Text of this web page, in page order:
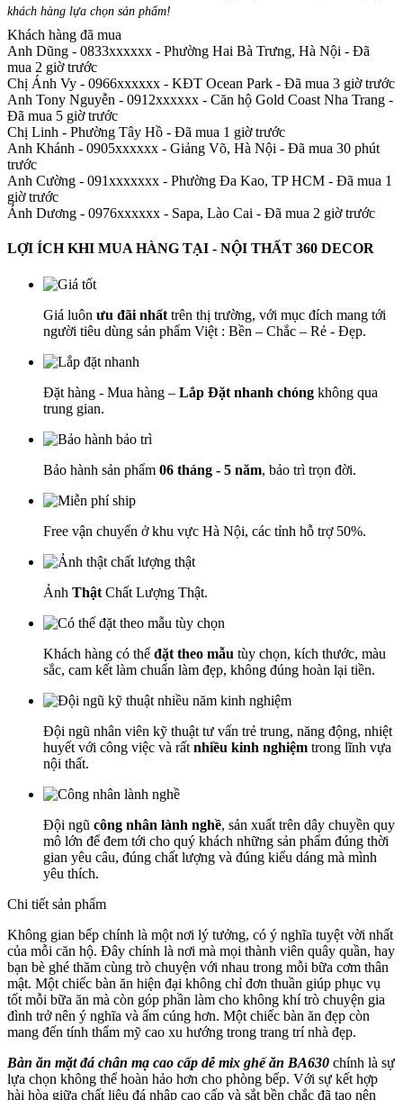
khách hàng lựa chọn sản phẩm!
Khách hàng đã mua
Anh Dũng - 0833xxxxxx - Phường Hai Bà Trưng, Hà Nội - Đã
mua 2 giờ trước
Chị Ánh Vy - 0966xxxxxx - KĐT Ocean Park - Đã mua 3 giờ trước
Anh Tony Nguyễn - 0912xxxxxx - Căn hộ Gold Coast Nha Trang -
Đã mua 5 giờ trước
Chị Linh - Phường Tây Hồ - Đã mua 1 giờ trước
Anh Khánh - 0905xxxxxx - Giảng Võ, Hà Nội - Đã mua 30 phút
trước
Anh Cường - 091xxxxxxx - Phường Đa Kao, TP HCM - Đã mua 1
giờ trước
Ánh Dương - 0976xxxxxx - Sapa, Lào Cai - Đã mua 2 giờ trước
LỢI ÍCH KHI MUA HÀNG TẠI - NỘI THẤT 360 DECOR
Giá luôn ưu đãi nhất trên thị trường, với mục đích mang tới
người tiêu dùng sản phẩm Việt : Bền – Chắc – Rẻ - Đẹp.
Đặt hàng - Mua hàng – Lắp Đặt nhanh chóng không qua
trung gian.
Bảo hành sản phẩm 06 tháng - 5 năm, bảo trì trọn đời.
Free vận chuyển ở khu vực Hà Nội, các tỉnh hỗ trợ 50%.
Ảnh Thật Chất Lượng Thật.
Khách hàng có thể đặt theo mẫu tùy chọn, kích thước, màu
sắc, cam kết làm chuẩn làm đẹp, không đúng hoàn lại tiền.
Đội ngũ nhân viên kỹ thuật tư vấn trẻ trung, năng động, nhiệt
huyết với công việc và rất nhiều kinh nghiệm trong lĩnh vựa
nội thất.
Đội ngũ công nhân lành nghề, sản xuất trên dây chuyền quy
mô lớn để đem tới cho quý khách những sản phẩm đúng thời
gian yêu câu, đúng chất lượng và đúng kiểu dáng mà mình
yêu thích.
Chi tiết sản phẩm
Không gian bếp chính là một nơi lý tưởng, có ý nghĩa tuyệt vời nhất
của mỗi căn hộ. Đây chính là nơi mà mọi thành viên quây quần, hay
bạn bè ghé thăm cùng trò chuyện với nhau trong mỗi bữa cơm thân
mật. Một chiếc bàn ăn hiện đại không chỉ đơn thuần giúp phục vụ
tốt mỗi bữa ăn mà còn góp phần làm cho không khí trò chuyện gia
đình trở nên ý nghĩa và ấm cúng hơn. Một chiếc bàn ăn đẹp còn
mang đến tính thẩm mỹ cao xu hướng trong trang trí nhà đẹp.
Bàn ăn mặt đá chân mạ cao cấp dễ mix ghế ăn BA630 chính là sự
lựa chọn không thể hoàn hảo hơn cho phòng bếp. Với sự kết hợp
hài hòa giữa chất liệu đá nhập cao cấp và sắt bền chắc đã tạo nên